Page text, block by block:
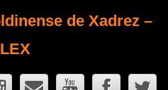
de Xadrez –